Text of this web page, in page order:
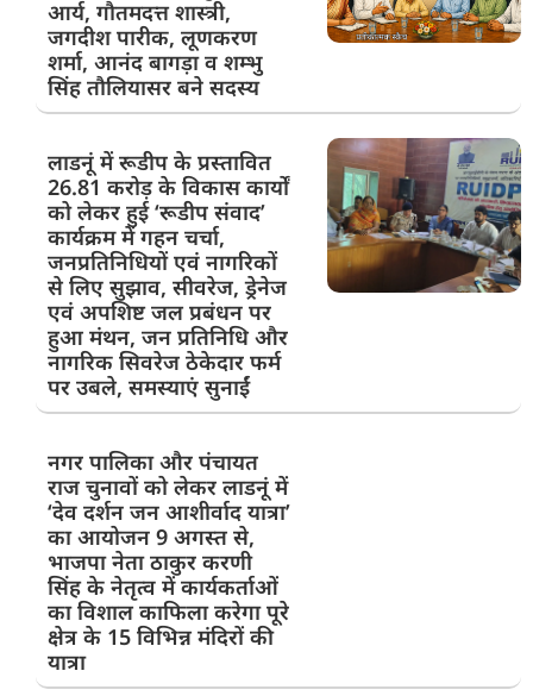
आर्य, गौतमदत्त शास्त्री,
जगदीश पारीक, लूणकरण
शर्मा, आनंद बागड़ा व शम्भु
सिंह तौलियासर बने सदस्य
लाडनूं में रूडीप के प्रस्तावित
26.81 करोड़ के विकास कार्यों
को लेकर हुई ‘रूडीप संवाद’
कार्यक्रम में गहन चर्चा,
जनप्रतिनिधियों एवं नागरिकों
से लिए सुझाव, सीवरेज, ड्रेनेज
एवं अपशिष्ट जल प्रबंधन पर
हुआ मंथन, जन प्रतिनिधि और
नागरिक सिवरेज ठेकेदार फर्म
पर उबले, समस्याएं सुनाईं
नगर पालिका और पंचायत
राज चुनावों को लेकर लाडनूं में
‘देव दर्शन जन आशीर्वाद यात्रा’
का आयोजन 9 अगस्त से,
भाजपा नेता ठाकुर करणी
सिंह के नेतृत्व में कार्यकर्ताओं
का विशाल काफिला करेगा पूरे
क्षेत्र के 15 विभिन्न मंदिरों की
यात्रा